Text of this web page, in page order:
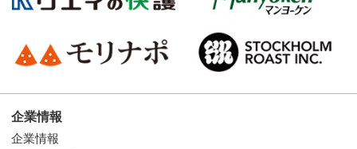
企業情報
企業情報